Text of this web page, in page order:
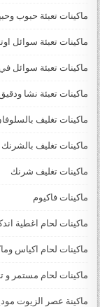
ماكينات تعبئة حبوب
ماكينات تعبئة سوائل
ماكينات تعبئة سوائل
ماكينات تعبئة نشا
ماكينات تغليف
ماكينات تغليف
ماكينات تغليف شرنك
ماكينات فاكيوم
ماكينات لحام اغطية
ماكينات لحام اكياس
ماكينات لحام مستمر و
ماكينة عصر الزيوت موديل